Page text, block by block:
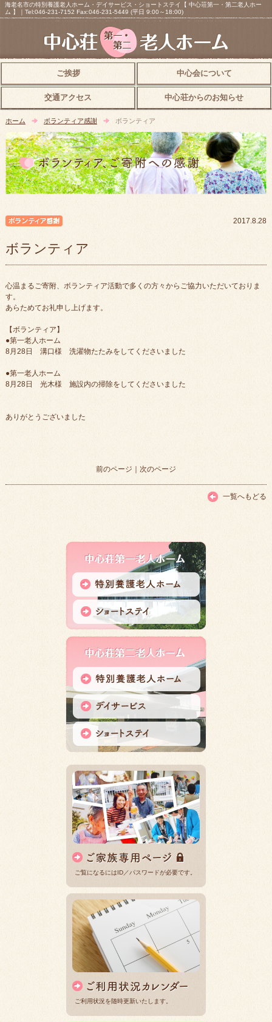
海老名市の特別養護老人ホーム・デイサービス・ショートステイ【 中心荘第一・第二老人ホー
ム 】｜Tel:046-231-7152 Fax:046-231-5449 (平日 9:00～18:00)
ご挨拶 中心会について
交通アクセス 中心荘からのお知らせ
ホーム ボランティア感謝 ボランティア
2017.8.28
ボランティア
心温まるご寄附、ボランティア活動で多くの方々からご協力いただいておりま
す。
あらためてお礼申し上げます。
【ボランティア】
●第一老人ホーム
8月28日 溝口様 洗濯物たたみをしてくださいました
●第一老人ホーム
8月28日 光木様 施設内の掃除をしてくださいました
ありがとうございました
前のページ ｜ 次のページ
一覧へもどる
ご覧になるにはID／パスワードが必要です。
ご利用状況を随時更新いたします。